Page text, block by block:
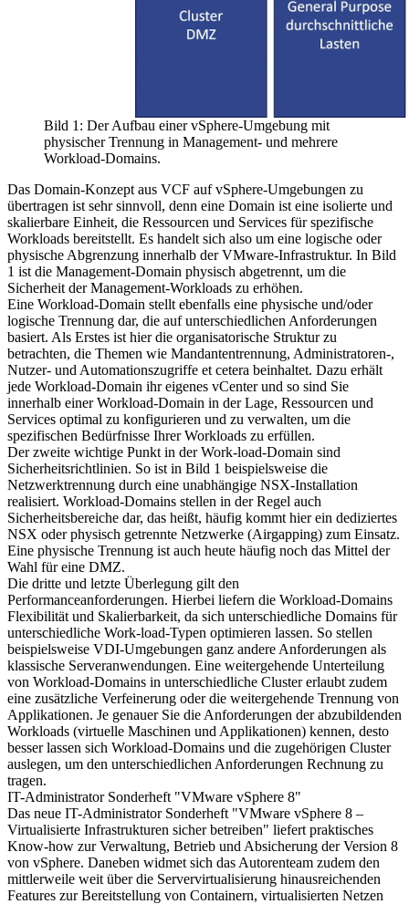
Bild 1: Der Aufbau einer vSphere-Umgebung mit
physischer Trennung in Management- und mehrere
Workload-Domains.
Das Domain-Konzept aus VCF auf vSphere-Umgebungen zu
übertragen ist sehr sinnvoll, denn eine Domain ist eine isolierte und
skalierbare Einheit, die Ressourcen und Services für spezifische
Workloads bereitstellt. Es handelt sich also um eine logische oder
physische Abgrenzung innerhalb der VMware-Infrastruktur. In Bild
1 ist die Management-Domain physisch abgetrennt, um die
Sicherheit der Management-Workloads zu erhöhen.
Eine Workload-Domain stellt ebenfalls eine physische und/oder
logische Trennung dar, die auf unterschiedlichen Anforderungen
basiert. Als Erstes ist hier die organisatorische Struktur zu
betrachten, die Themen wie Mandantentrennung, Administratoren-,
Nutzer- und Automationszugriffe et cetera beinhaltet. Dazu erhält
jede Workload-Domain ihr eigenes vCenter und so sind Sie
innerhalb einer Workload-Domain in der Lage, Ressourcen und
Services optimal zu konfigurieren und zu verwalten, um die
spezifischen Bedürfnisse Ihrer Workloads zu erfüllen.
Der zweite wichtige Punkt in der Work-load-Domain sind
Sicherheitsrichtlinien. So ist in Bild 1 beispielsweise die
Netzwerktrennung durch eine unabhängige NSX-Installation
realisiert. Workload-Domains stellen in der Regel auch
Sicherheitsbereiche dar, das heißt, häufig kommt hier ein dediziertes
NSX oder physisch getrennte Netzwerke (Airgapping) zum Einsatz.
Eine physische Trennung ist auch heute häufig noch das Mittel der
Wahl für eine DMZ.
Die dritte und letzte Überlegung gilt den
Performanceanforderungen. Hierbei liefern die Workload-Domains
Flexibilität und Skalierbarkeit, da sich unterschiedliche Domains für
unterschiedliche Work-load-Typen optimieren lassen. So stellen
beispielsweise VDI-Umgebungen ganz andere Anforderungen als
klassische Serveranwendungen. Eine weitergehende Unterteilung
von Workload-Domains in unterschiedliche Cluster erlaubt zudem
eine zusätzliche Verfeinerung oder die weitergehende Trennung von
Applikationen. Je genauer Sie die Anforderungen der abzubildenden
Workloads (virtuelle Maschinen und Applikationen) kennen, desto
besser lassen sich Workload-Domains und die zugehörigen Cluster
auslegen, um den unterschiedlichen Anforderungen Rechnung zu
tragen.
IT-Administrator Sonderheft "VMware vSphere 8"
Das neue IT-Administrator Sonderheft "VMware vSphere 8 –
Virtualisierte Infrastrukturen sicher betreiben" liefert praktisches
Know-how zur Verwaltung, Betrieb und Absicherung der Version 8
von vSphere. Daneben widmet sich das Autorenteam zudem den
mittlerweile weit über die Servervirtualisierung hinausreichenden
Features zur Bereitstellung von Containern, virtualisierten Netzen